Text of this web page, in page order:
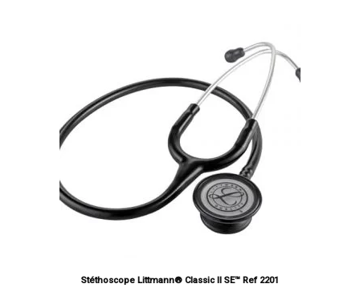
Stéthoscope Littmann® Classic II SE™ Ref 2201